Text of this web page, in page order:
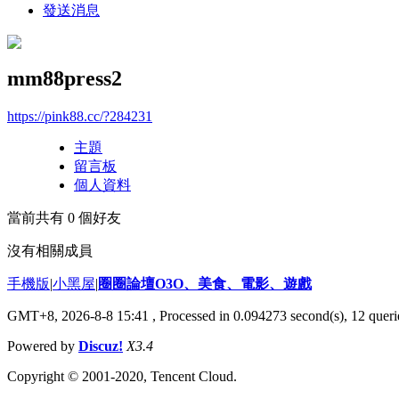
發送消息
mm88press2
https://pink88.cc/?284231
主題
留言板
個人資料
當前共有 0 個好友
沒有相關成員
手機版|小黑屋|圈圈論壇O3O、美食、電影、遊戲
GMT+8, 2026-8-8 15:41 , Processed in 0.094273 second(s), 12
Powered by Discuz! X3.4
Copyright © 2001-2020, Tencent Cloud.